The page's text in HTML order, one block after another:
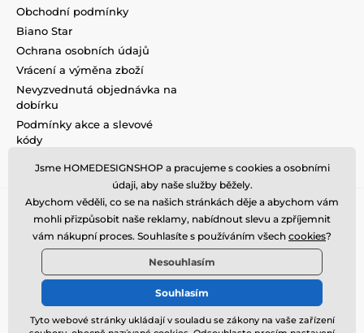
Obchodní podmínky
Biano Star
Ochrana osobních údajů
Vrácení a výměna zboží
Nevyzvednutá objednávka na
dobírku
Podmínky akce a slevové
kódy
Jsme HOMEDESIGNSHOP a pracujeme s cookies a osobními
údaji, aby naše služby běžely.
Abychom věděli, co se na našich stránkách děje a abychom vám
mohli přizpůsobit naše reklamy, nabídnout slevu a zpříjemnit
vám nákupní proces. Souhlasíte s používáním všech cookies?
Nesouhlasím
Souhlasím
Tyto webové stránky ukládají v souladu se zákony na vaše zařízení